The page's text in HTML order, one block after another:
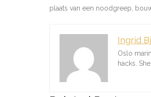
plaats van een noodgreep,
Ingrid
Oslo
hacks.